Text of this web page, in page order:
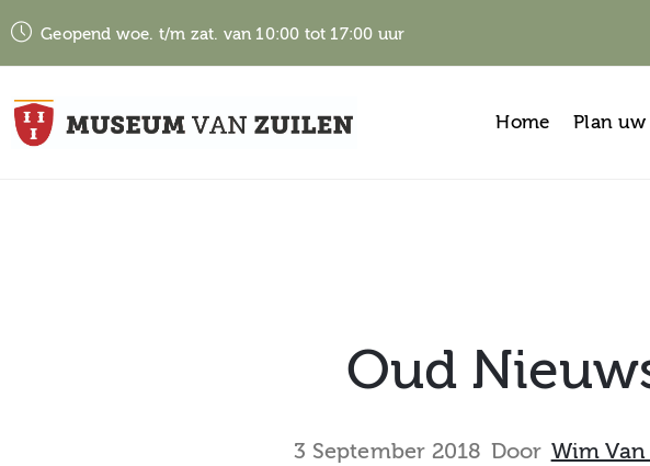
Geopend woe. t/m zat. van 10:00 tot 17:00 uur
Home Plan uw
Oud
3 September 2018 Door Wim